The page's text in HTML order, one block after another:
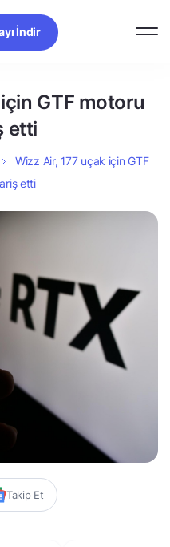
İndir
GTF motoru
etti
Wizz Air, 177 uçak için GTF
etti
Takip Et